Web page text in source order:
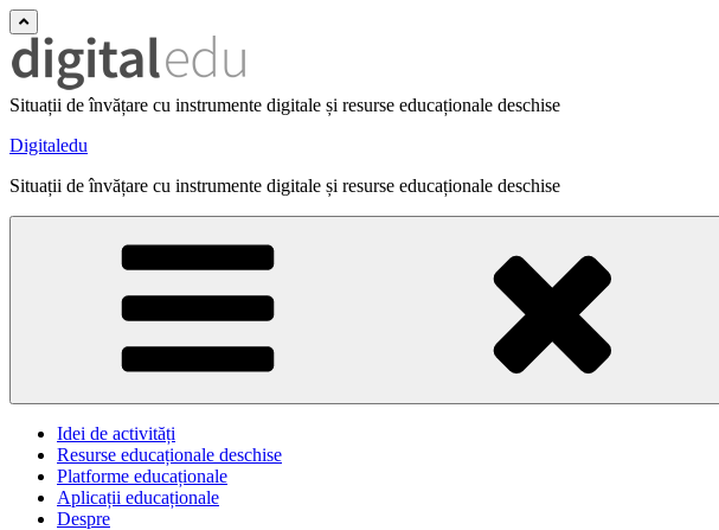
Situații de învățare cu instrumente digitale și resurse educaționale deschise
Digitaledu
Situații de învățare cu instrumente digitale și resurse educaționale deschise
Idei de activități
Resurse educaționale deschise
Platforme educaționale
Aplicații educaționale
Despre